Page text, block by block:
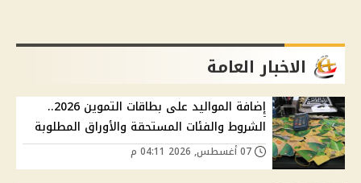
الاخبار العامة
إضافة المواليد على بطاقات التموين 2026..
الشروط والفئات المستحقة والأوراق المطلوبة